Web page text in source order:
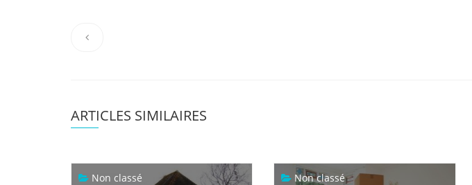
ARTICLES SIMILAIRES
Non classé Non classé